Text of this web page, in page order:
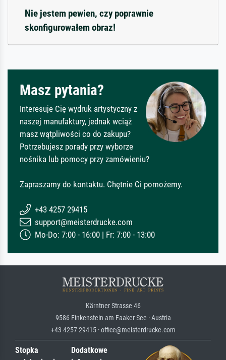
Nie jestem pewien, czy poprawnie
skonfigurowałem obraz!
Masz pytania?
Interesuje Cię wydruk artystyczny z
naszej manufaktury, jednak wciąż
masz wątpliwości co do zakupu?
Potrzebujesz porady przy wyborze
nośnika lub pomocy przy zamówieniu?
Zapraszamy do kontaktu. Chętnie Ci pomożemy.
+43 4257 29415
support@meisterdrucke.com
Mo-Do: 7:00 - 16:00 | Fr: 7:00 - 13:00
Kärntner Strasse 46
9586 Finkenstein am Faaker See · Austria
+43 4257 29415 · office@meisterdrucke.com
Stopka
Dodatkowe